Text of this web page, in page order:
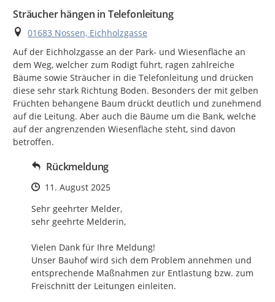
Sträucher hängen in Telefonleitung
Ort
01683 Nossen, Eichholzgasse
Auf der Eichholzgasse an der Park- und Wiesenfläche an
dem Weg, welcher zum Rodigt führt, ragen zahlreiche
Bäume sowie Sträucher in die Telefonleitung und drücken
diese sehr stark Richtung Boden. Besonders der mit gelben
Früchten behangene Baum drückt deutlich und zunehmend
auf die Leitung. Aber auch die Bäume um die Bank, welche
auf der angrenzenden Wiesenfläche steht, sind davon
betroffen.
Rückmeldung
Zeitpunkt des Erstellens
11. August 2025
Sehr geehrter Melder,
sehr geehrte Melderin,
Vielen Dank für Ihre Meldung!
Unser Bauhof wird sich dem Problem annehmen und
entsprechende Maßnahmen zur Entlastung bzw. zum
Freischnitt der Leitungen einleiten.